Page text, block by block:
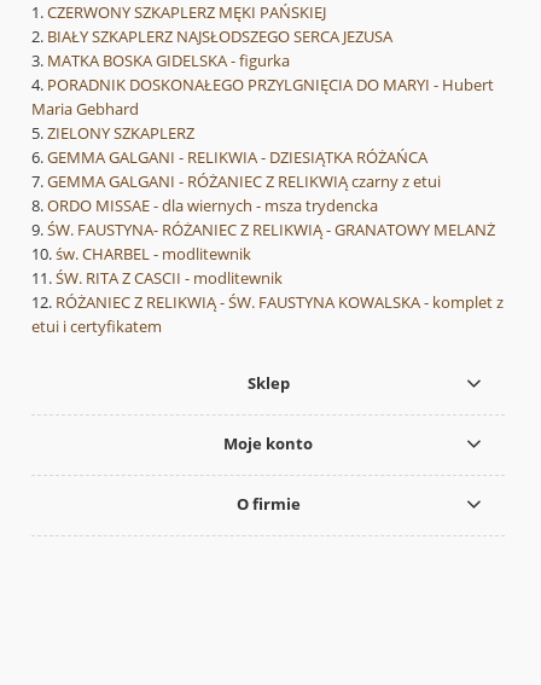
CZERWONY SZKAPLERZ MĘKI PAŃSKIEJ
BIAŁY SZKAPLERZ NAJSŁODSZEGO SERCA JEZUSA
MATKA BOSKA GIDELSKA - figurka
PORADNIK DOSKONAŁEGO PRZYLGNIĘCIA DO MARYI - Hubert
Maria Gebhard
ZIELONY SZKAPLERZ
GEMMA GALGANI - RELIKWIA - DZIESIĄTKA RÓŻAŃCA
GEMMA GALGANI - RÓŻANIEC Z RELIKWIĄ czarny z etui
ORDO MISSAE - dla wiernych - msza trydencka
ŚW. FAUSTYNA- RÓŻANIEC Z RELIKWIĄ - GRANATOWY MELANŻ
św. CHARBEL - modlitewnik
ŚW. RITA Z CASCII - modlitewnik
RÓŻANIEC Z RELIKWIĄ - ŚW. FAUSTYNA KOWALSKA - komplet z
etui i certyfikatem
Sklep
Moje konto
O firmie